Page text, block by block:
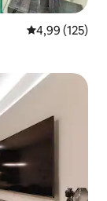
4,99 de uma
4,99 (125)